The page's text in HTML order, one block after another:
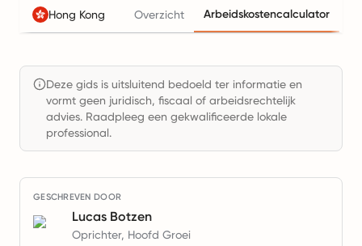
Hong Kong Overzicht Arbeidskostencalculator
Deze gids is uitsluitend bedoeld ter informatie en
vormt geen juridisch, fiscaal of arbeidsrechtelijk
advies. Raadpleeg een gekwalificeerde lokale
professional.
GESCHREVEN DOOR
Lucas Botzen
Oprichter, Hoofd Groei